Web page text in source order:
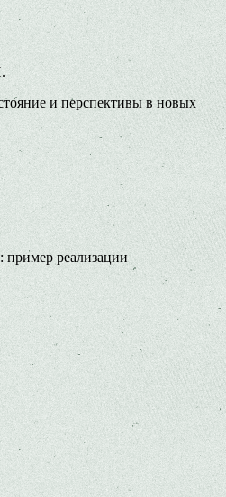
и перспективы в новых
пример реализации